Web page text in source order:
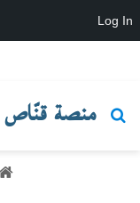
Log In
منصة قنّاص
بحث عن